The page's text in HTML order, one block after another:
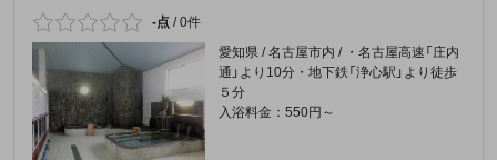
-点 /0件
愛知県 / 名古屋市内 / ・名古屋高速「庄内
通」より10分・地下鉄「浄心駅」より徒歩
５分
入浴料金：550円～